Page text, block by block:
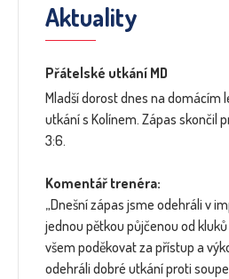
Aktuality
Přátelské utkání MD
Mladší dorost dnes na domácím
utkání s Kolínem. Zápas skončil
3:6.
Komentář trenéra:
„Dnešní zápas jsme odehráli v
jednou pětkou půjčenou od
všem poděkovat za přístup a
odehráli dobré utkání proti